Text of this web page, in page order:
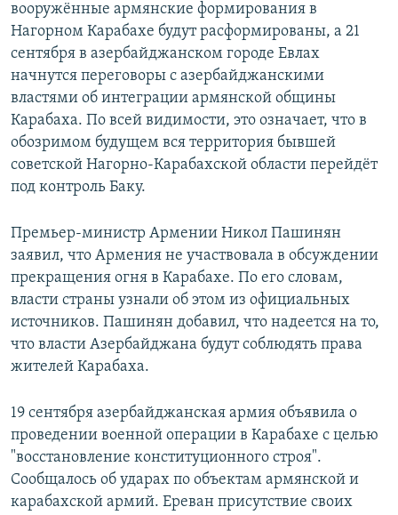
вооружённые армянские формирования в
Нагорном Карабахе будут расформированы, а 21
сентября в азербайджанском городе Евлах
начнутся переговоры с азербайджанскими
властями об интеграции армянской общины
Карабаха. По всей видимости, это означает, что в
обозримом будущем вся территория бывшей
советской Нагорно-Карабахской области перейдёт
под контроль Баку.
Премьер-министр Армении Никол Пашинян
заявил, что Армения не участвовала в обсуждении
прекращения огня в Карабахе. По его словам,
власти страны узнали об этом из официальных
источников. Пашинян добавил, что надеется на то,
что власти Азербайджана будут соблюдять права
жителей Карабаха.
19 сентября азербайджанская армия объявила о
проведении военной операции в Карабахе с целью
"восстановление конституционного строя".
Сообщалось об ударах по объектам армянской и
карабахской армий. Ереван присутствие своих